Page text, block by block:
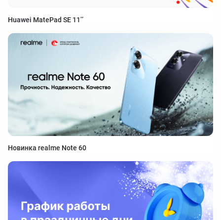
Huawei MatePad SE 11’’
Новинка realme Note 60